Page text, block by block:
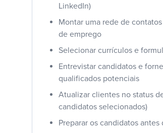
LinkedIn)
Montar uma rede de
de emprego
Selecionar currículos e
Entrevistar candidatos e
qualificados potenciais
Atualizar clientes no status
candidatos selecionados)
Preparar os candidatos